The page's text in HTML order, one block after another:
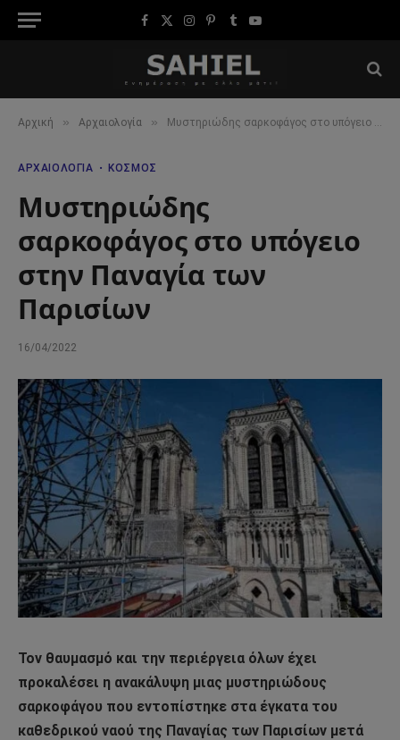
Facebook
X
Instagram
Pinterest
TumblrYouTube
Αρχική » Αρχαιολογία » Μυστηριώδης σαρκοφάγος στο υπόγειο στην Παναγία των Παρισίων
ΑΡΧΑΙΟΛΟΓΊΑ ΚΌΣΜΟΣ
Μυστηριώδης
σαρκοφάγος στο υπόγειο
στην Παναγία των
Παρισίων
16/04/2022
Τον θαυμασμό και την περιέργεια όλων έχει
προκαλέσει η ανακάλυψη μιας μυστηριώδους
σαρκοφάγου που εντοπίστηκε στα έγκατα του
καθεδρικού ναού της Παναγίας των Παρισίων μετά